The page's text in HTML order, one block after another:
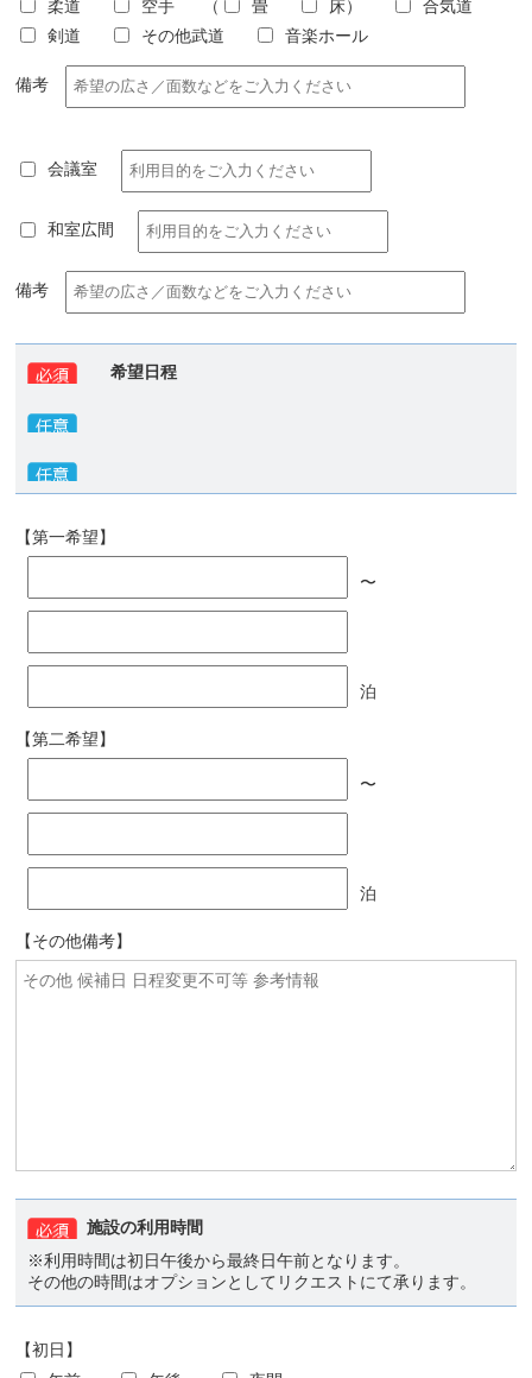
柔道 空手 （ 畳 床）
合気道
剣道
その他武道 音楽ホール
備考
会議室
和室広間
備考
希望日程
【第一希望】
〜
泊
【第二希望】
〜
泊
【その他備考】
施設の利用時間
※利用時間は初日午後から最終日午前となります。
その他の時間はオプションとしてリクエストにて承ります。
【初日】